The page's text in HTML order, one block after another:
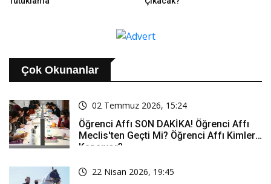
Çok Okunanlar
02 Temmuz 2026, 15:24
Öğrenci Affı SON DAKİKA! Öğrenci Affı
Meclis'ten Geçti Mi? Öğrenci Affı Kimleri
Kapsıyor?
22 Nisan 2026, 19:45